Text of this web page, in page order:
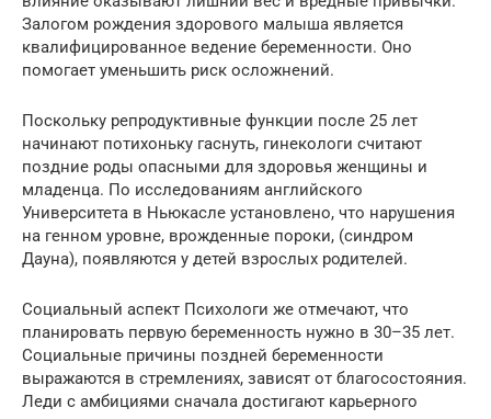
Залогом рождения здорового малыша является
квалифицированное ведение беременности. Оно
помогает уменьшить риск осложнений.
Поскольку репродуктивные функции после 25 лет
начинают потихоньку гаснуть, гинекологи считают
поздние роды опасными для здоровья женщины и
младенца. По исследованиям английского
Университета в Ньюкасле установлено, что нарушения
на генном уровне, врожденные пороки, (синдром
Дауна), появляются у детей взрослых родителей.
Социальный аспект Психологи же отмечают, что
планировать первую беременность нужно в 30–35 лет.
Социальные причины поздней беременности
выражаются в стремлениях, зависят от благосостояния.
Леди с амбициями сначала достигают карьерного